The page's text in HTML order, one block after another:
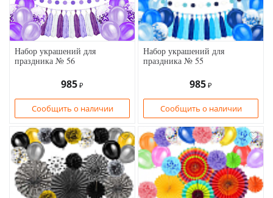
Набор украшений для
праздника № 56
985 ₽
Сообщить о наличии
Набор украшений для
праздника № 55
985 ₽
Сообщить о наличии